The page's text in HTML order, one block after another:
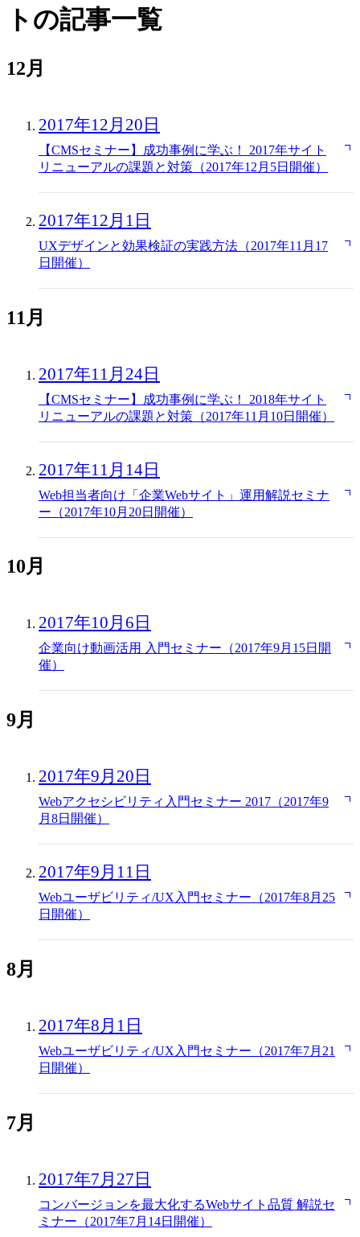
トの記事一覧
12月
2017年12月20日
【CMSセミナー】成功事例に学ぶ！ 2017年サイト
リニューアルの課題と対策（2017年12月5日開催）
2017年12月1日
UXデザインと効果検証の実践方法（2017年11月17
日開催）
11月
2017年11月24日
【CMSセミナー】成功事例に学ぶ！ 2018年サイト
リニューアルの課題と対策（2017年11月10日開催）
2017年11月14日
Web担当者向け「企業Webサイト」運用解説セミナ
ー（2017年10月20日開催）
10月
2017年10月6日
企業向け動画活用 入門セミナー（2017年9月15日開
催）
9月
2017年9月20日
Webアクセシビリティ入門セミナー 2017（2017年9
月8日開催）
2017年9月11日
Webユーザビリティ/UX入門セミナー（2017年8月25
日開催）
8月
2017年8月1日
Webユーザビリティ/UX入門セミナー（2017年7月21
日開催）
7月
2017年7月27日
コンバージョンを最大化するWebサイト品質 解説セ
ミナー（2017年7月14日開催）